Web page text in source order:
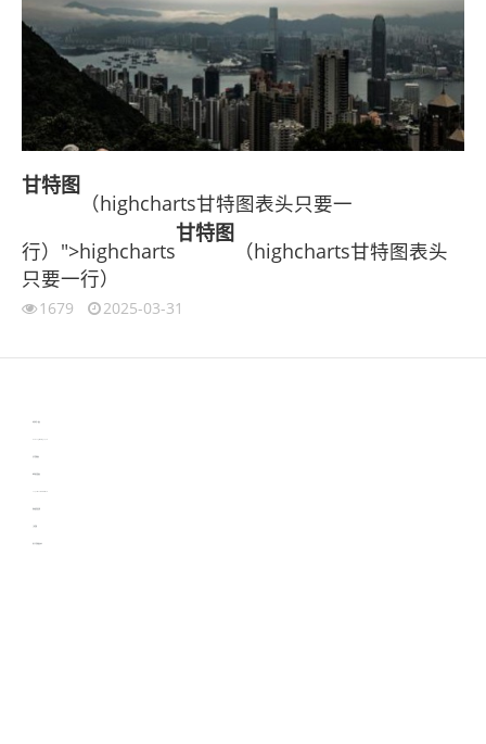
甘特图
（highcharts甘特图表头只要一
行）">highcharts
甘特图
（highcharts甘特图表头
只要一行）
1679 2025-03-31